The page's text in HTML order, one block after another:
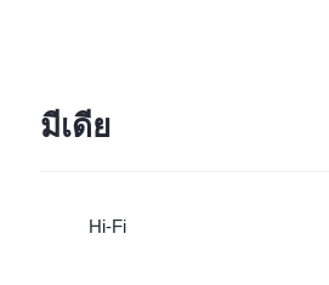
มีเดีย
Hi-Fi